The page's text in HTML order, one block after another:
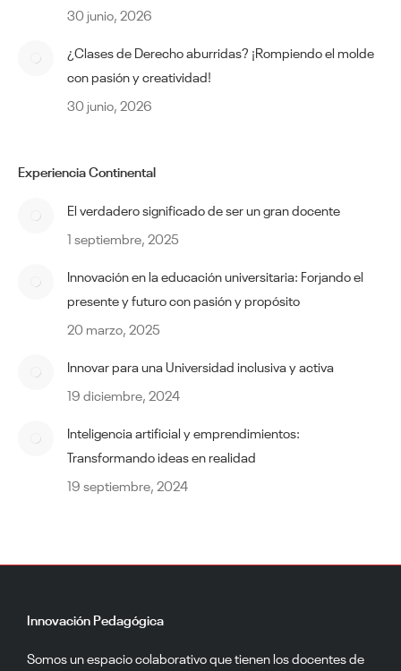
30 junio, 2026
¿Clases de Derecho aburridas? ¡Rompiendo el molde
con pasión y creatividad!
30 junio, 2026
Experiencia Continental
El verdadero significado de ser un gran docente
1 septiembre, 2025
Innovación en la educación universitaria: Forjando el
presente y futuro con pasión y propósito
20 marzo, 2025
Innovar para una Universidad inclusiva y activa
19 diciembre, 2024
Inteligencia artificial y emprendimientos:
Transformando ideas en realidad
19 septiembre, 2024
Innovación Pedagógica
Somos un espacio colaborativo que tienen los docentes de